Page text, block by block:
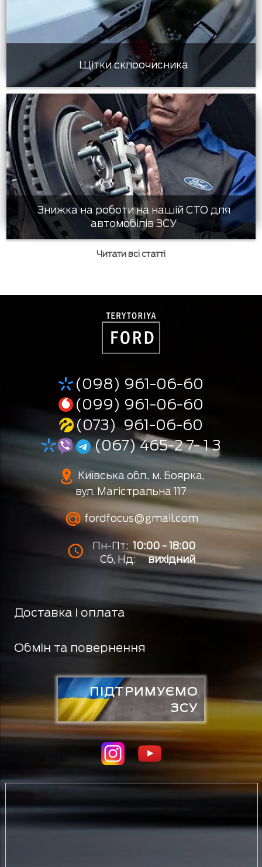
Щітки склоочисника
Знижка на роботи на нашій СТО для
автомобілів ЗСУ
Читати всі статті
(098) 961-06-60
(099) 961-06-60
(073) 961-06-60
(067) 465-2 7- 1 3
Київська обл., м. Боярка,
вул. Магістральна 117
fordfocus@gmail.com
Пн-Пт: 10:00 - 18:00
Сб, Нд:
вихідний
Доставка і оплата
Обмін та повернення
ПІДТРИМУЄМО
ЗСУ